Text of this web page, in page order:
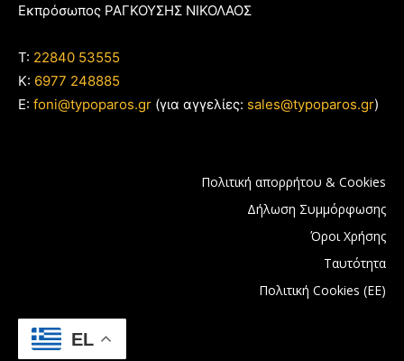
Εκπρόσωπος ΡΑΓΚΟΥΣΗΣ ΝΙΚΟΛΑΟΣ
T: 22840 53555
Κ: 6977 248885
E: foni@typoparos.gr (για αγγελίες: sales@typoparos.gr)
Πολιτική απορρήτου & Cookies
Δήλωση Συμμόρφωσης
Όροι Χρήσης
Ταυτότητα
Πολιτική Cookies (ΕΕ)
EL